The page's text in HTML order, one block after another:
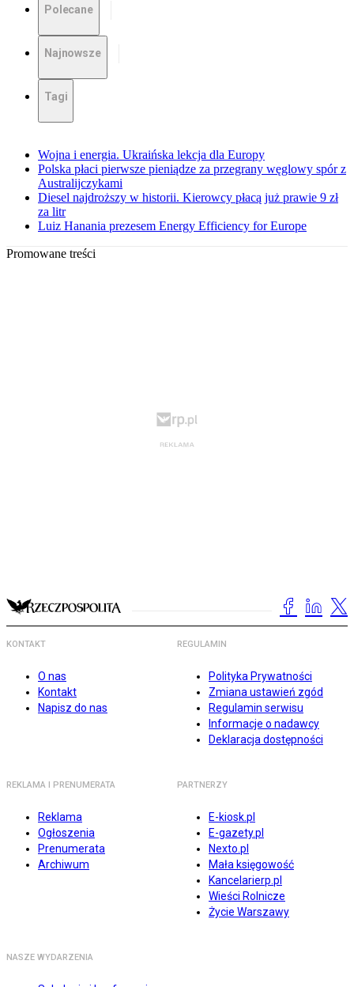
Polecane
Najnowsze
Tagi
Wojna i energia. Ukraińska lekcja dla Europy
Polska płaci pierwsze pieniądze za przegrany węglowy spór z
Australijczykami
Diesel najdroższy w historii. Kierowcy płacą już prawie 9 zł
za litr
Luiz Hanania prezesem Energy Efficiency for Europe
Promowane treści
KONTAKT
O nas
Kontakt
Napisz do nas
REGULAMIN
Polityka Prywatności
Zmiana ustawień zgód
Regulamin serwisu
Informacje o nadawcy
Deklaracja dostępności
REKLAMA I PRENUMERATA
Reklama
Ogłoszenia
Prenumerata
Archiwum
PARTNERZY
E-kiosk.pl
E-gazety.pl
Nexto.pl
Mała księgowość
Kancelarierp.pl
Wieści Rolnicze
Życie Warszawy
NASZE WYDARZENIA